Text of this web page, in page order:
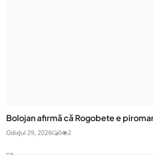
Bolojan afirmă că Rogobete e
OdixJul 29, 2026 0 2